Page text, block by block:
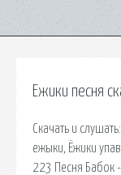
Ежики песня
Скачать и
ежыки, Ёжики
223 Песня Бабок